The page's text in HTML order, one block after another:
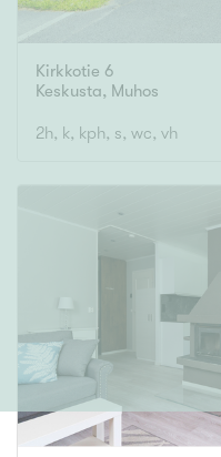
Kirkkotie 6
Keskusta, Muhos
2h, k, kph, s, wc, vh